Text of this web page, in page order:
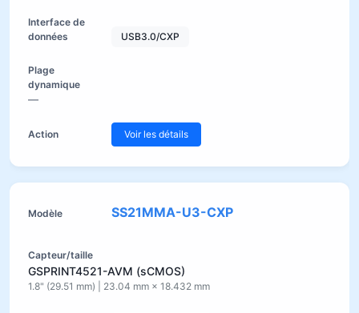
USB3.0/CXP
—
Voir les détails
SS21MMA-U3-CXP
GSPRINT4521-AVM (sCMOS)
1.8" (29.51 mm) | 23.04 mm × 18.432 mm